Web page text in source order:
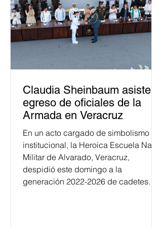
Claudia Sheinbaum asiste a
egreso de oficiales de la
Armada en Veracruz
En un acto cargado de simbolismo
institucional, la Heroica Escuela Naval
Militar de Alvarado, Veracruz,
despidió este domingo a la
generación 2022-2026 de cadetes.